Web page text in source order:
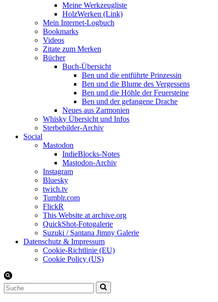
Meine Werkzeugliste
HolzWerken (Link)
Mein Internet-Logbuch
Bookmarks
Videos
Zitate zum Merken
Bücher
Buch-Übersicht
Ben und die entführte Prinzessin
Ben und die Blume des Vergessens
Ben und die Höhle der Feuersteine
Ben und der gefangene Drache
Neues aus Zarmonien
Whisky Übersicht und Infos
Sterbebilder-Archiv
Social
Mastodon
IndieBlocks-Notes
Mastodon-Archiv
Instagram
Bluesky
twich.tv
Tumblr.com
FlickR
This Website at archive.org
QuickShot-Fotogalerie
Suzuki / Santana Jimny Galerie
Datenschutz & Impressum
Cookie-Richtlinie (EU)
Cookie Policy (US)
Suchen
nach …